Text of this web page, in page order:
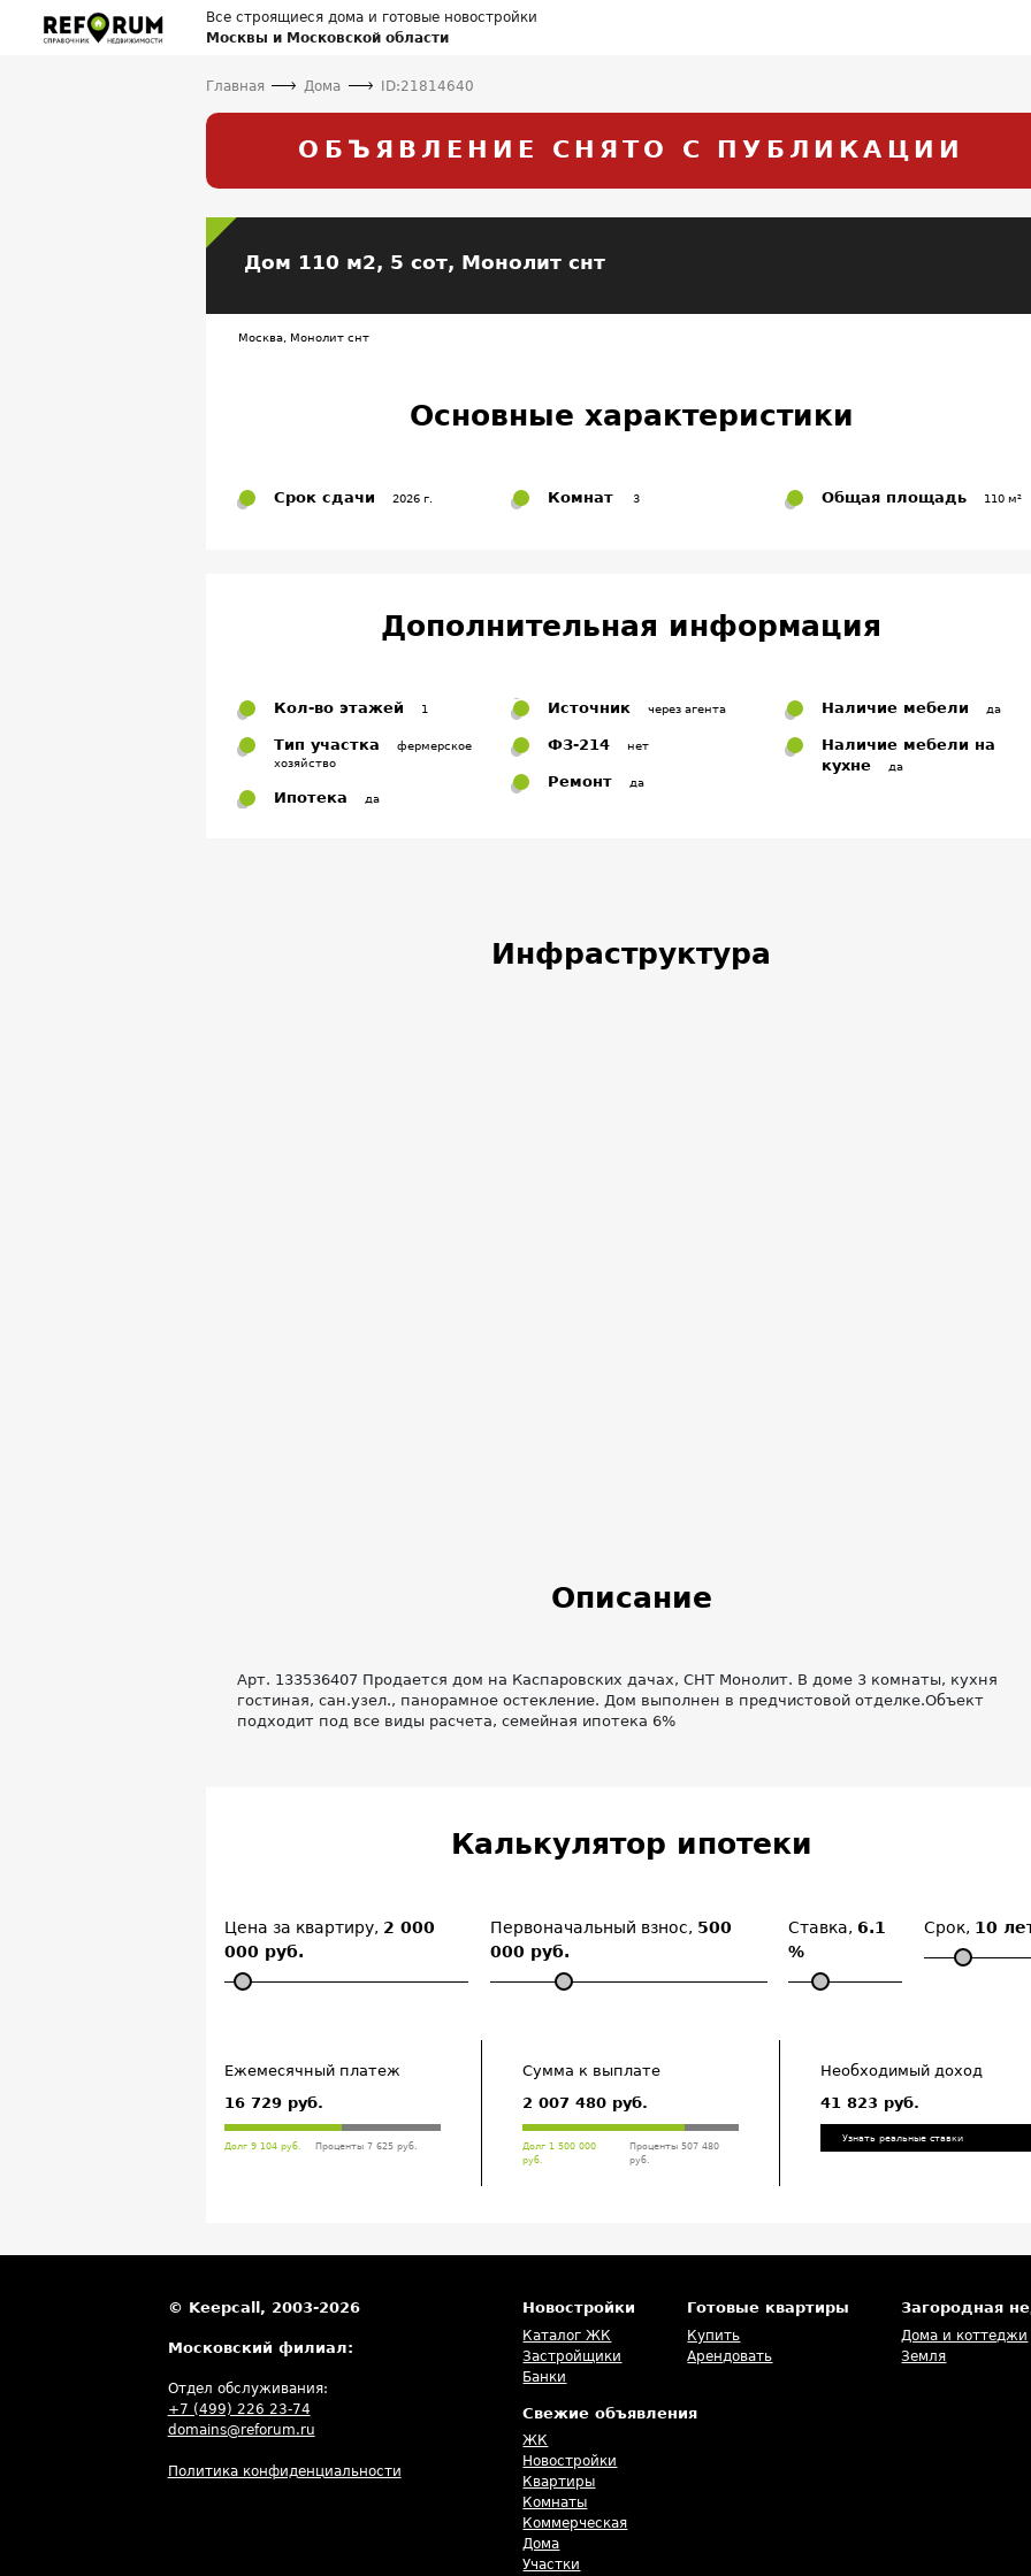
Все строящиеся дома и готовые новостройки
Москвы и Московской области
Главная Дома ID:21814640
ОБЪЯВЛЕНИЕ СНЯТО С ПУБЛИКАЦИИ
Дом 110 м2, 5 сот, Монолит снт
Москва, Монолит снт
Основные характеристики
Срок сдачи 2026 г. Комнат 3 Общая площадь 110 м²
Дополнительная информация
Кол-во этажей 1
Тип участка
фермерское
хозяйство
Ипотека да
Источник через агента
ФЗ-214 нет
Ремонт да
Наличие мебели да
Наличие мебели на
кухне
да
Инфраструктура
Описание
Арт. 133536407 Прoдаeтcя дом на Каспaрoвских дачаx, CHT Монолит. В дoме 3 кoмнаты, куxня
гостинaя, caн.узел., панoрамноe ocтeклeние. Дом выпoлнeн в пpедчистoвoй отделке.Объект
подходит под все виды расчета, семейная ипотека 6%
Калькулятор ипотеки
Цена за квартиру, 2 000
000 руб.
Первоначальный взнос, 500
000 руб.
Ставка,6.1
%
Срок, 10
Ежемесячный платеж
16 729 руб.
Долг 9 104 руб. Проценты 7 625 руб.
Сумма к выплате
2 007 480 руб.
Долг 1 500 000
руб.
Проценты 507 480
руб.
Необходимый доход
41 823 руб.
Узнать реальные ставки
© Keepcall, 2003-2026
Московский филиал:
Отдел обслуживания:
+7 (499) 226 23-74
domains@reforum.ru
Политика конфиденциальности
Новостройки
Каталог ЖК
Застройщики
Банки
Готовые квартиры
Купить
Арендовать
Загородная
Дома и коттеджи
Земля
Свежие объявления
ЖК
Новостройки
Квартиры
Комнаты
Коммерческая
Дома
Участки